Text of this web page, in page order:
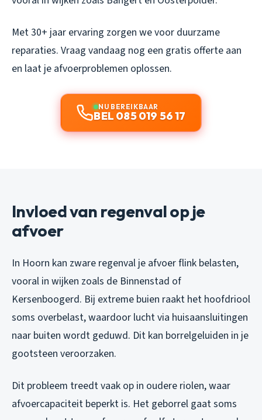
Met 30+ jaar ervaring zorgen we voor duurzame
reparaties. Vraag vandaag nog een gratis offerte aan
en laat je afvoerproblemen oplossen.
NU BEREIKBAAR
BEL 085 019 56 17
Invloed van regenval op je
afvoer
In Hoorn kan zware regenval je afvoer flink belasten,
vooral in wijken zoals de Binnenstad of
Kersenboogerd. Bij extreme buien raakt het hoofdriool
soms overbelast, waardoor lucht via huisaansluitingen
naar buiten wordt geduwd. Dit kan borrelgeluiden in je
gootsteen veroorzaken.
Dit probleem treedt vaak op in oudere riolen, waar
afvoercapaciteit beperkt is. Het geborrel gaat soms